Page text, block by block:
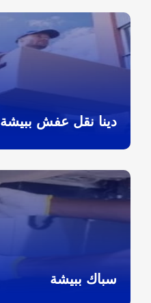
دينا نقل عفش ببيشة
سباك ببيشة